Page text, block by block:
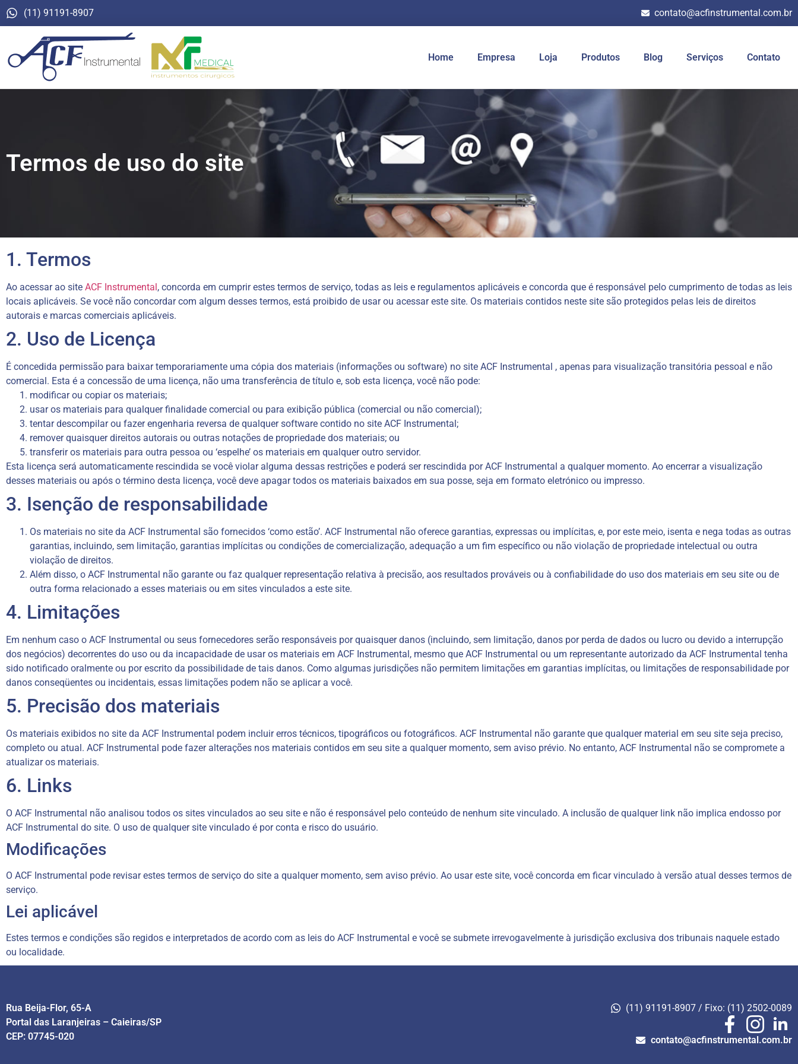
(11) 91191-8907 contato@acfinstrumental.com.br
Home Empresa Loja Produtos Blog Serviços Contato
Termos de uso do site
1. Termos
Ao acessar ao site ACF Instrumental, concorda em cumprir estes termos de serviço, todas as leis e regulamentos aplicáveis ​​e concorda que é responsável pelo cumprimento de todas as leis
locais aplicáveis. Se você não concordar com algum desses termos, está proibido de usar ou acessar este site. Os materiais contidos neste site são protegidos pelas leis de direitos
autorais e marcas comerciais aplicáveis.
2. Uso de Licença
É concedida permissão para baixar temporariamente uma cópia dos materiais (informações ou software) no site ACF Instrumental , apenas para visualização transitória pessoal e não
comercial. Esta é a concessão de uma licença, não uma transferência de título e, sob esta licença, você não pode:
modificar ou copiar os materiais;
usar os materiais para qualquer finalidade comercial ou para exibição pública (comercial ou não comercial);
tentar descompilar ou fazer engenharia reversa de qualquer software contido no site ACF Instrumental;
remover quaisquer direitos autorais ou outras notações de propriedade dos materiais; ou
transferir os materiais para outra pessoa ou ‘espelhe’ os materiais em qualquer outro servidor.
Esta licença será automaticamente rescindida se você violar alguma dessas restrições e poderá ser rescindida por ACF Instrumental a qualquer momento. Ao encerrar a visualização
desses materiais ou após o término desta licença, você deve apagar todos os materiais baixados em sua posse, seja em formato eletrónico ou impresso.
3. Isenção de responsabilidade
Os materiais no site da ACF Instrumental são fornecidos ‘como estão’. ACF Instrumental não oferece garantias, expressas ou implícitas, e, por este meio, isenta e nega todas as outras
garantias, incluindo, sem limitação, garantias implícitas ou condições de comercialização, adequação a um fim específico ou não violação de propriedade intelectual ou outra
violação de direitos.
Além disso, o ACF Instrumental não garante ou faz qualquer representação relativa à precisão, aos resultados prováveis ​​ou à confiabilidade do uso dos materiais em seu site ou de
outra forma relacionado a esses materiais ou em sites vinculados a este site.
4. Limitações
Em nenhum caso o ACF Instrumental ou seus fornecedores serão responsáveis ​​por quaisquer danos (incluindo, sem limitação, danos por perda de dados ou lucro ou devido a interrupção
dos negócios) decorrentes do uso ou da incapacidade de usar os materiais em ACF Instrumental, mesmo que ACF Instrumental ou um representante autorizado da ACF Instrumental tenha
sido notificado oralmente ou por escrito da possibilidade de tais danos. Como algumas jurisdições não permitem limitações em garantias implícitas, ou limitações de responsabilidade por
danos conseqüentes ou incidentais, essas limitações podem não se aplicar a você.
5. Precisão dos materiais
Os materiais exibidos no site da ACF Instrumental podem incluir erros técnicos, tipográficos ou fotográficos. ACF Instrumental não garante que qualquer material em seu site seja preciso,
completo ou atual. ACF Instrumental pode fazer alterações nos materiais contidos em seu site a qualquer momento, sem aviso prévio. No entanto, ACF Instrumental não se compromete a
atualizar os materiais.
6. Links
O ACF Instrumental não analisou todos os sites vinculados ao seu site e não é responsável pelo conteúdo de nenhum site vinculado. A inclusão de qualquer link não implica endosso por
ACF Instrumental do site. O uso de qualquer site vinculado é por conta e risco do usuário.
Modificações
O ACF Instrumental pode revisar estes termos de serviço do site a qualquer momento, sem aviso prévio. Ao usar este site, você concorda em ficar vinculado à versão atual desses termos de
serviço.
Lei aplicável
Estes termos e condições são regidos e interpretados de acordo com as leis do ACF Instrumental e você se submete irrevogavelmente à jurisdição exclusiva dos tribunais naquele estado
ou localidade.
Rua Beija-Flor, 65-A
Portal das Laranjeiras – Caieiras/SP
CEP: 07745-020
(11) 91191-8907 / Fixo: (11) 2502-0089
contato@acfinstrumental.com.br